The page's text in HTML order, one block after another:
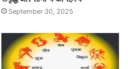
September 30, 2025